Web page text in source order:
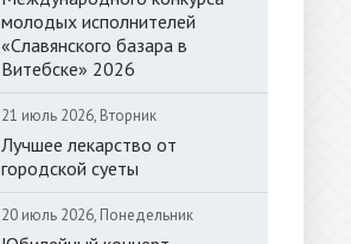
молодых исполнителей
«Славянского базара в
Витебске» 2026
21 июль 2026, Вторник
Лучшее лекарство от
городской суеты
20 июль 2026, Понедельник